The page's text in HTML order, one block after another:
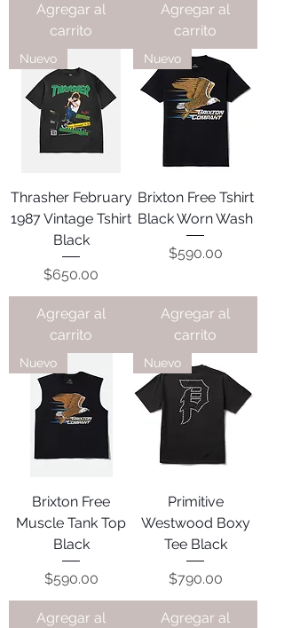
Agregar al
carrito
Agregar al
carrito
Nuevo
Thrasher February
1987 Vintage Tshirt
Black
Precio
$650.00
Agregar al
carrito
Nuevo
Brixton Free Tshirt
Black Worn Wash
Precio
$590.00
Agregar al
carrito
Nuevo
Brixton Free
Muscle Tank Top
Black
Precio
$590.00
Agregar al
Nuevo
Primitive
Westwood Boxy
Tee Black
Precio
$790.00
Agregar al